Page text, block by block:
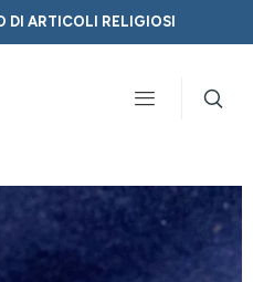
DI ARTICOLI RELIGIOSI